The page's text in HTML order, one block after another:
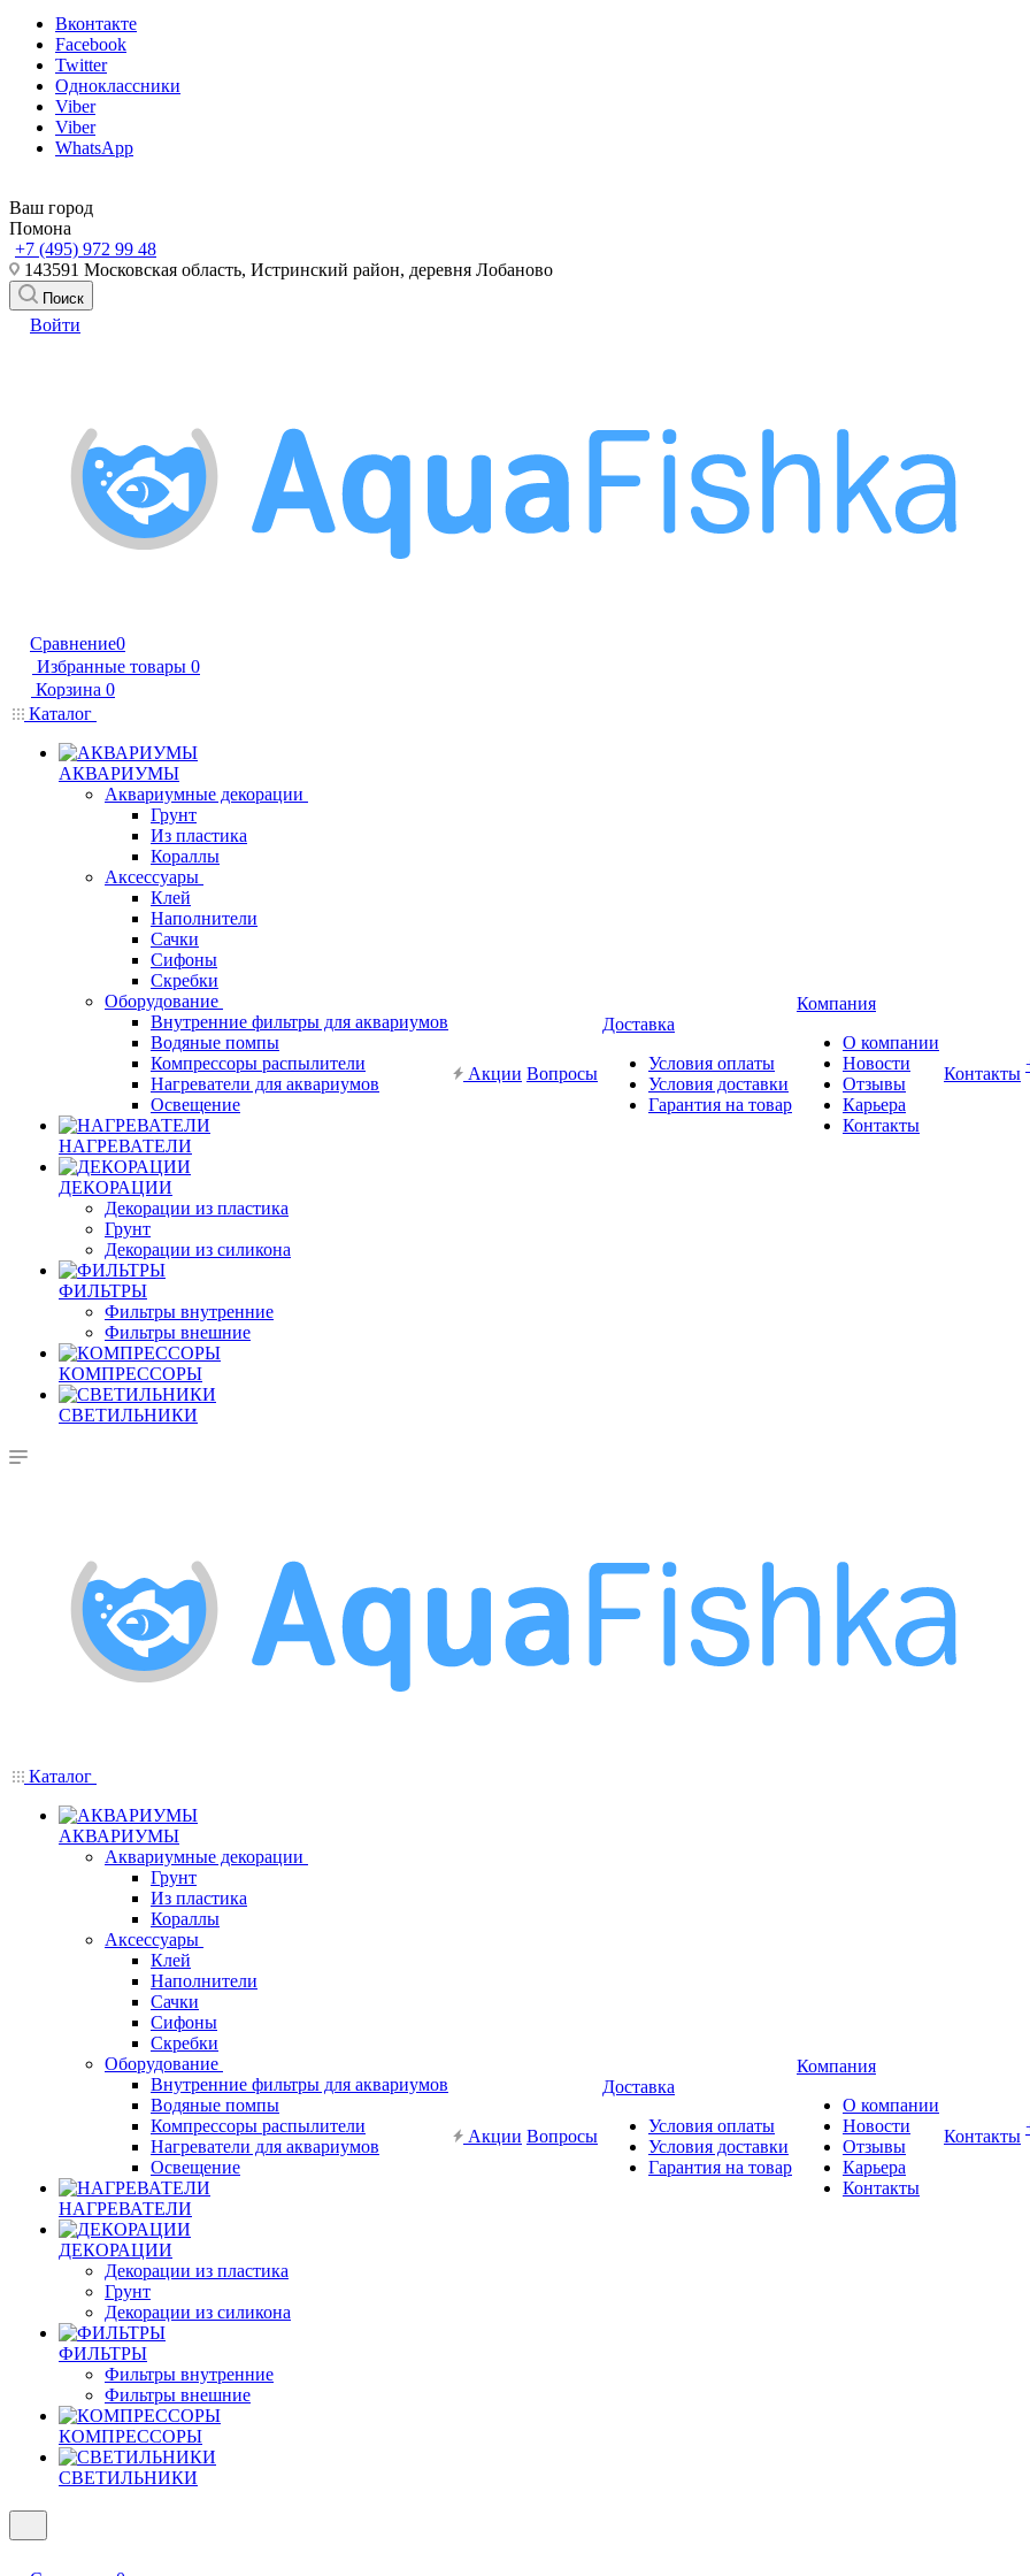
Вконтакте
Facebook
Twitter
Одноклассники
Viber
Viber
WhatsApp
Ваш город
Помона
+7 (495) 972 99 48
143591 Московская область, Истринский район, деревня Лобаново
Поиск
Войти
Сравнение0
Избранные товары 0
Корзина 0
Каталог
АКВАРИУМЫ
Аквариумные декорации
Грунт
Из пластика
Кораллы
Аксессуары
Клей
Наполнители
Сачки
Сифоны
Скребки
Оборудование
Внутренние фильтры для аквариумов
Водяные помпы
Компрессоры распылители
Нагреватели для аквариумов
Освещение
НАГРЕВАТЕЛИ
ДЕКОРАЦИИ
Декорации из пластика
Грунт
Декорации из силикона
ФИЛЬТРЫ
Фильтры внутренние
Фильтры внешние
КОМПРЕССОРЫ
СВЕТИЛЬНИКИ
Акции Вопросы
Доставка
Условия оплаты
Условия доставки
Гарантия на товар
Компания
О компании
Новости
Отзывы
Карьера
Контакты
Контакты
Каталог
АКВАРИУМЫ
Аквариумные декорации
Грунт
Из пластика
Кораллы
Аксессуары
Клей
Наполнители
Сачки
Сифоны
Скребки
Оборудование
Внутренние фильтры для аквариумов
Водяные помпы
Компрессоры распылители
Нагреватели для аквариумов
Освещение
НАГРЕВАТЕЛИ
ДЕКОРАЦИИ
Декорации из пластика
Грунт
Декорации из силикона
ФИЛЬТРЫ
Фильтры внутренние
Фильтры внешние
КОМПРЕССОРЫ
СВЕТИЛЬНИКИ
Акции Вопросы
Доставка
Условия оплаты
Условия доставки
Гарантия на товар
Компания
О компании
Новости
Отзывы
Карьера
Контакты
Контакты